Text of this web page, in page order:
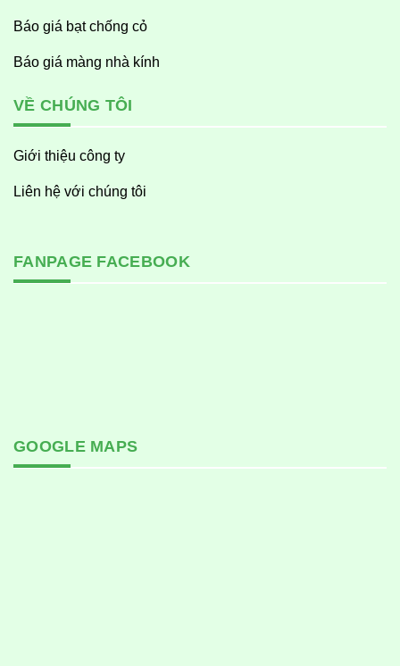
Báo giá bạt chống cỏ
Báo giá màng nhà kính
VỀ CHÚNG TÔI
Giới thiệu công ty
Liên hệ với chúng tôi
FANPAGE FACEBOOK
GOOGLE MAPS